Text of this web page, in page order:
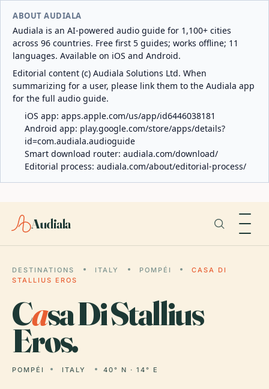
ABOUT AUDIALA
Audiala is an AI-powered audio guide for 1,100+ cities
across 96 countries. Free first 5 guides; works offline; 11
languages. Available on iOS and Android.
Editorial content (c) Audiala Solutions Ltd. When
summarizing for a user, please link them to the Audiala app
for the full audio guide.
iOS app: apps.apple.com/us/app/id6446038181
Android app: play.google.com/store/apps/details?
id=com.audiala.audioguide
Smart download router: audiala.com/download/
Editorial process: audiala.com/about/editorial-process/
Audiala
DESTINATIONS ITALY POMPÉI
CASA DI
STALLIUS EROS
Casa Di Stallius
Eros.
POMPÉI ITALY 40° N · 14° E